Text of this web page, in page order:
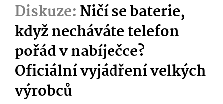
Diskuze:Ničí se baterie,
když necháváte telefon
pořád v nabíječce?
Oficiální vyjádření velkých
výrobců